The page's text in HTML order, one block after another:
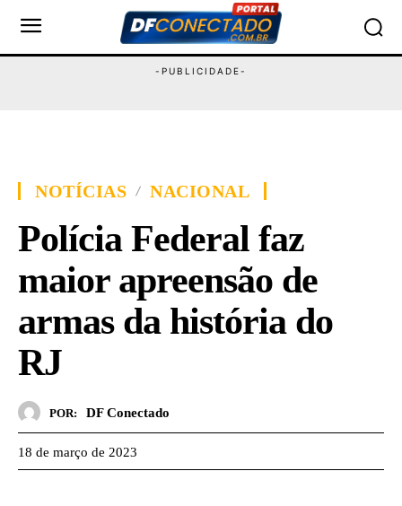
NOTÍCIAS NACIONAL
Polícia Federal faz
maior apreensão de
armas da história do
RJ
POR: DF Conectado
18 de março de 2023